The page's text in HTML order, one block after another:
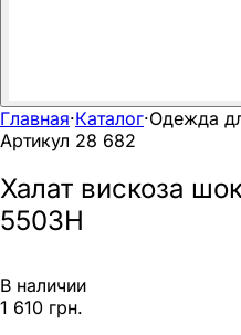
Главная·Каталог·Одежда
Артикул 28 682
Халат вискоза
5503Н
В наличии
1 610 грн.